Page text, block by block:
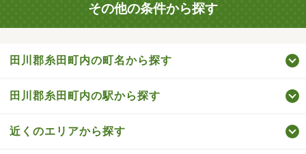
その他の条件から探す
田川郡糸田町内の町名から探す
田川郡糸田町内の駅から探す
近くのエリアから探す